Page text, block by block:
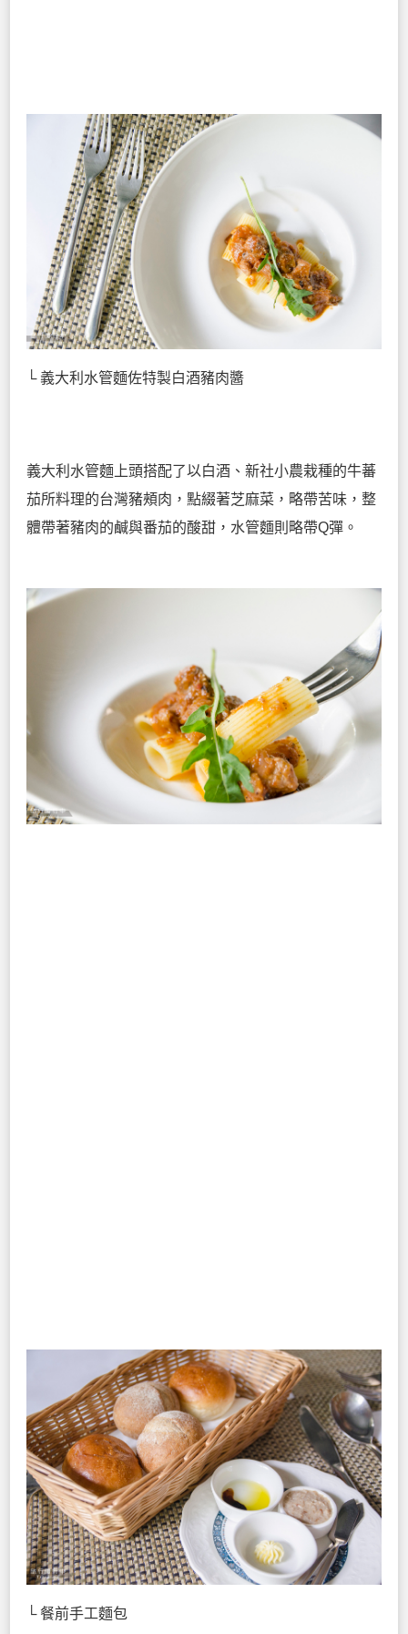
└ 義大利水管麵佐特製白酒豬肉醬
義大利水管麵上頭搭配了以白酒、新社小農栽種的牛蕃
茄所料理的台灣豬頰肉，點綴著芝麻菜，略帶苦味，整
體帶著豬肉的鹹與番茄的酸甜，水管麵則略帶Q彈。
└ 餐前手工麵包